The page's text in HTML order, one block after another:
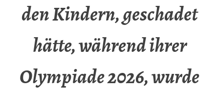
den Kindern, geschadet
hätte, während ihrer
Olympiade 2026, wurde